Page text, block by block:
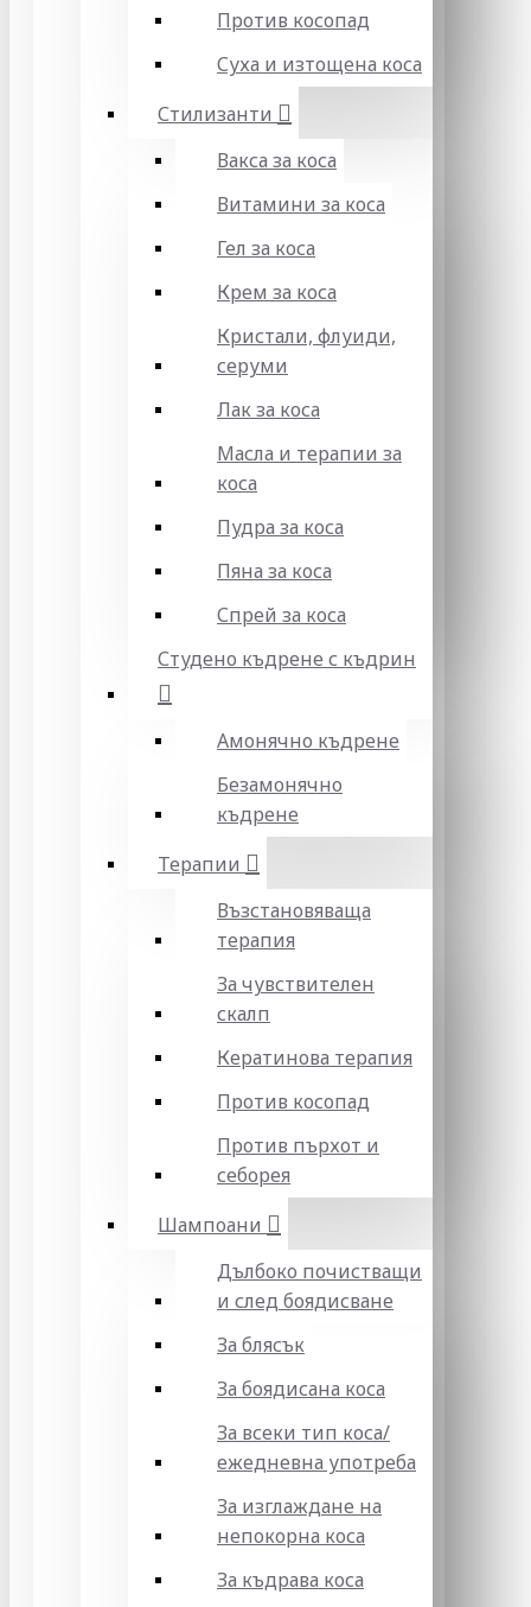
Против косопад
Суха и изтощена коса
Стилизанти
Вакса за коса
Витамини за коса
Гел за коса
Крем за коса
Кристали, флуиди,
серуми
Лак за коса
Масла и терапии за
коса
Пудра за коса
Пяна за коса
Спрей за коса
Студено къдрене с къдрин
Амонячно къдрене
Безамонячно
къдрене
Терапии
Възстановяваща
терапия
За чувствителен
скалп
Кератинова терапия
Против косопад
Против пърхот и
себорея
Шампоани
Дълбоко почистващи
и след боядисване
За блясък
За боядисана коса
За всеки тип коса/
ежедневна употреба
За изглаждане на
непокорна коса
За къдрава коса